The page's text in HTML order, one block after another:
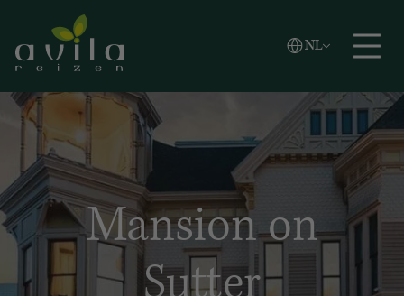
Zoeken
NL
Vlaams
English
Mansion on